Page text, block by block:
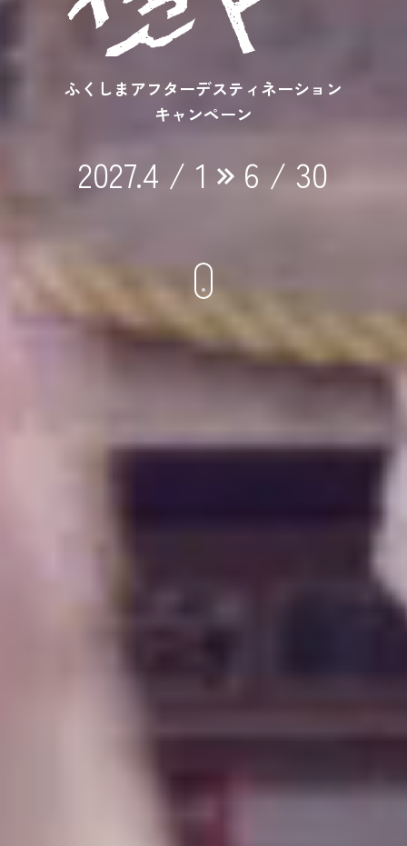
ふくしまアフターデスティネーション
キャンペーン
2027.4 / 1 6 / 30